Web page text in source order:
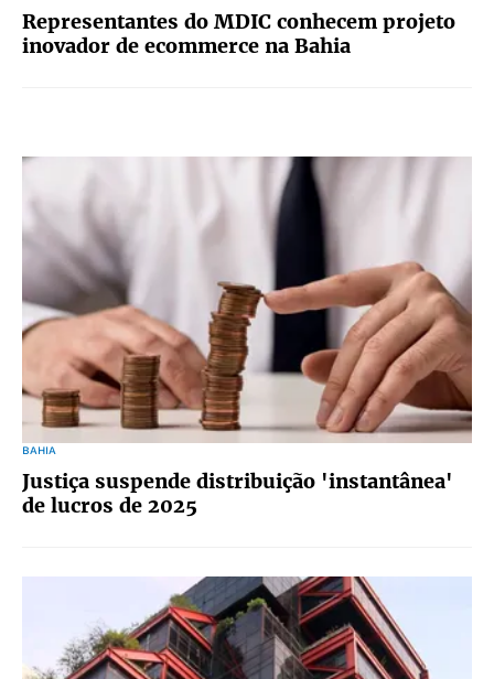
Representantes do MDIC conhecem projeto
inovador de ecommerce na Bahia
BAHIA
Justiça suspende distribuição 'instantânea'
de lucros de 2025